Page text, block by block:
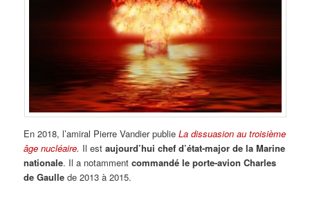
En 2018, l’amiral Pierre Vandier publieLa dissuasion au troisième
âge nucléaire. Il estaujourd’hui chef d’état-major de la Marine
nationale. Il a notammentcommandé le porte-avion Charles
de Gaulle de 2013 à 2015.